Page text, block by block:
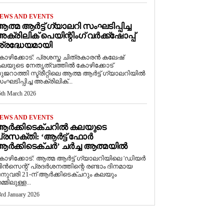
AND EVENTS
ആർട്ട് ഗ്യാലറി സംഘടിപ്പിച്ച
പെയിന്റിംഗ് വർക്ക്‌ഷോപ്പ്
പ്രശസ്ത ചിത്രകാരൻ കലേഷ്
നേതൃത്വത്തിൽ കോഴിക്കോട്
സ്ട്രീറ്റിലെ ആത്മ ആർട്ട് ഗ്യാലറിയിൽ
അക്രിലിക്...
March 2026
AND EVENTS
കലയുടെ
‘ആർട്ട് ഫോർ
ചർച്ച ആത്മയിൽ
ആത്മ ആർട്ട് ഗ്യാലറിയിലെ 'ഡിയർ
പ്രദർശനത്തിന്റെ രണ്ടാം ദിനമായ
21-ന് ആർക്കിടെക്ചറും കലയും
January 2026